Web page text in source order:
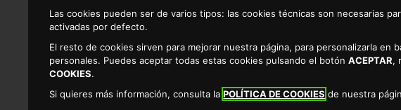
Las cookies pueden ser de varios tipos: las cookies técnicas son necesarias
activadas por defecto.
El resto de cookies sirven para mejorar nuestra página, para personalizarla
personales. Puedes aceptar todas estas cookies pulsando el botónACEPTAR,
COOKIES.
Si quieres más información, consulta laPOLÍTICA DE COOKIES de nuestra
Con esta promoción
Bien sencillo, por cada
Cupón de 5€
Cupón de 10€
Promoción válidad tanto
CONSEJOS DE ALIMENTACIÓN
CONSEJOS DE BEBIDAS